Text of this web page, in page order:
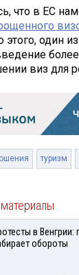
что в ЕС
один
виз для
туризм
в Венгрии:
обороты